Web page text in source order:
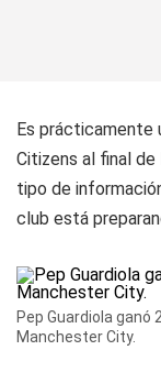
Es prácticamente
Citizens al final de
tipo de
club está
Pep Guardiola ganó
Manchester City.